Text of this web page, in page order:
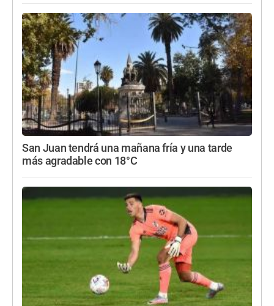
San Juan tendrá una mañana fría y una tarde
más agradable con 18°C